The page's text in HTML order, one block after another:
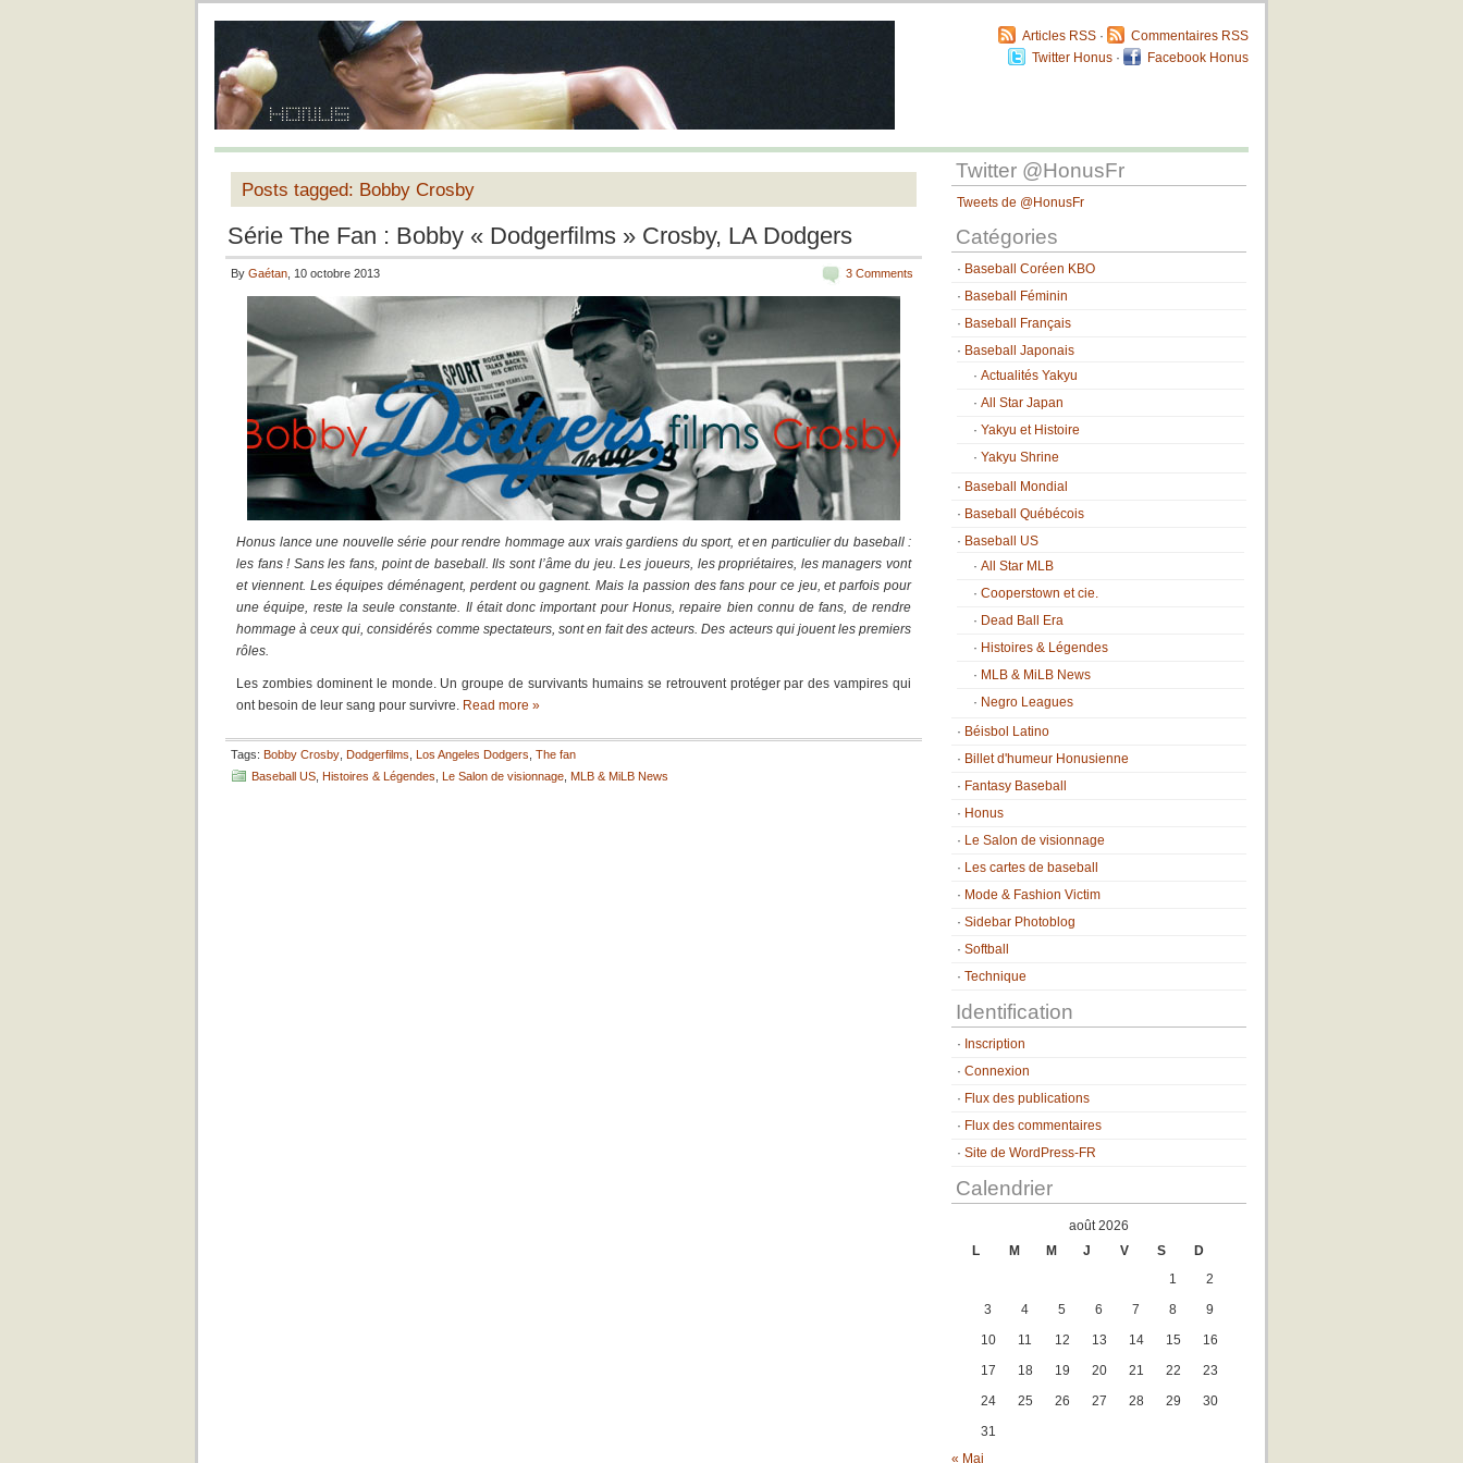
Articles RSS ·
Commentaires RSS
Twitter Honus · Facebook Honus
Posts tagged: Bobby Crosby
Série The Fan : Bobby « Dodgerfilms » Crosby, LA Dodgers
3 Comments
By Gaétan , 10 octobre 2013
Honus lance une nouvelle série pour rendre hommage aux vrais gardiens du sport, et en particulier du baseball :
les fans ! Sans les fans, point de baseball. Ils sont l’âme du jeu. Les joueurs, les propriétaires, les managers vont
et viennent. Les équipes déménagent, perdent ou gagnent. Mais la passion des fans pour ce jeu, et parfois pour
une équipe, reste la seule constante. Il était donc important pour Honus, repaire bien connu de fans, de rendre
hommage à ceux qui, considérés comme spectateurs, sont en fait des acteurs. Des acteurs qui jouent les premiers
rôles.
Les zombies dominent le monde. Un groupe de survivants humains se retrouvent protéger par des vampires qui
ont besoin de leur sang pour survivre. Read more »
Tags: Bobby Crosby Dodgerfilms Los Angeles Dodgers The fan
Baseball US Histoires & Légendes Le Salon de visionnage MLB & MiLB News
Twitter @HonusFr
Tweets de @HonusFr
Catégories
Baseball Coréen KBO
Baseball Féminin
Baseball Français
Baseball Japonais
Actualités Yakyu
All Star Japan
Yakyu et Histoire
Yakyu Shrine
Baseball Mondial
Baseball Québécois
Baseball US
All Star MLB
Cooperstown et cie.
Dead Ball Era
Histoires & Légendes
MLB & MiLB News
Negro Leagues
Béisbol Latino
Billet d'humeur Honusienne
Fantasy Baseball
Honus
Le Salon de visionnage
Les cartes de baseball
Mode & Fashion Victim
Sidebar Photoblog
Softball
Technique
Identification
Inscription
Connexion
Flux des publications
Flux des commentaires
Site de WordPress-FR
Calendrier
août 2026
L
M M J V S
D
1
2
3
4 5 6 7 8
9
10
11 12 13 14 15
16
17
18 19 20 21 22
23
24
25 26 27 28 29
30
31
« Mai